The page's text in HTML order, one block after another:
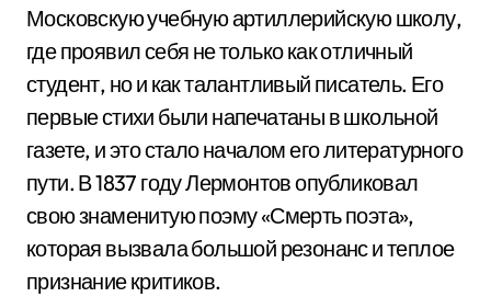
Московскую учебную артиллерийскую школу,
где проявил себя не только как отличный
студент, но и как талантливый писатель. Его
первые стихи были напечатаны в школьной
газете, и это стало началом его литературного
пути. В 1837 году Лермонтов опубликовал
свою знаменитую поэму «Смерть поэта»,
которая вызвала большой резонанс и теплое
признание критиков.